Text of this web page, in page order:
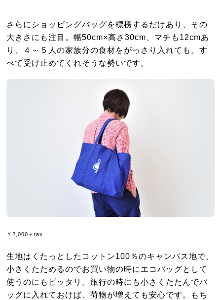
さらにショッピングバッグを標榜するだけあり、その
大きさにも注目。幅50cm×高さ30cm、マチも12cmあ
り、４～５人の家族分の食材をがっさり入れても、す
べて受け止めてくれそうな勢いです。
￥2,000＋tax
生地はくたっとしたコットン100％のキャンバス地で、
小さくたためるのでお買い物の時にエコバッグとして
使うのにもピッタリ。旅行の時にも小さくたたんでバ
ッグに入れておけば、荷物が増えても安心です。もち